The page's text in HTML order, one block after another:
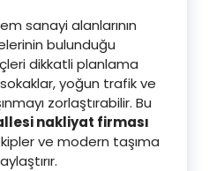
sanayi alanlarının
bulunduğu
dikkatli planlama
yoğun trafik ve
zorlaştırabilir. Bu
nakliyat firması
ve modern taşıma